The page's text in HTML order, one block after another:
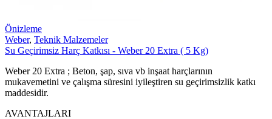
Önizleme
Weber, Teknik Malzemeler
Su Geçirimsiz Harç Katkısı - Weber 20 Extra ( 5 Kg)
Weber 20 Extra ; Beton, şap, sıva vb inşaat harçlarının
mukavemetini ve çalışma süresini iyileştiren su geçirimsizlik katkı
maddesidir.
AVANTAJLARI